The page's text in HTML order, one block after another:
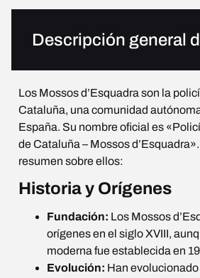
Descripción general
Los Mossos d’Esquadra son la
Cataluña, una comunidad
España. Su nombre oficial es
de Cataluña – Mossos
resumen sobre ellos:
Historia y Orígenes
Fundación: Los Mossos
orígenes en el siglo XVIII,
moderna fue establecida en
Evolución: Han